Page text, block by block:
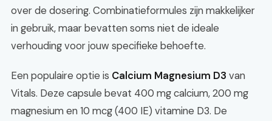
over de dosering. Combinatieformules zijn makkelijker
in gebruik, maar bevatten soms niet de ideale
verhouding voor jouw specifieke behoefte.
Een populaire optie is Calcium Magnesium D3 van
Vitals. Deze capsule bevat 400 mg calcium, 200 mg
magnesium en 10 mcg (400 IE) vitamine D3. De